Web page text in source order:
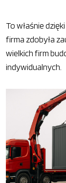
To właśnie
firma zdobyła
wielkich firm
indywidualnych.